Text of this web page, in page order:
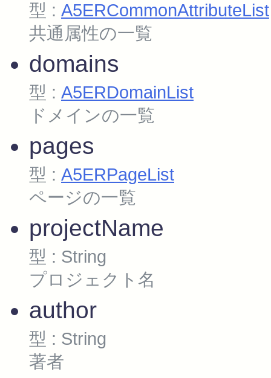
型 : A5ERCommonAttributeList
共通属性の一覧
domains
型 : A5ERDomainList
ドメインの一覧
pages
型 : A5ERPageList
ページの一覧
projectName
型 : String
プロジェクト名
author
型 : String
著者